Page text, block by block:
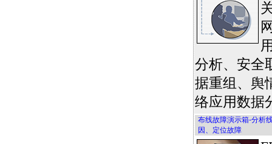
分析、安全
据重组、舆
络应用数据
布线故障演示箱-分析
因、定位故障